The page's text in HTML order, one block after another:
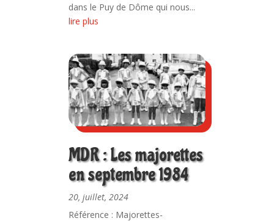
dans le Puy de Dôme qui nous...
lire plus
MDR : Les majorettes
en septembre 1984
20, juillet, 2024
Référence : Majorettes-